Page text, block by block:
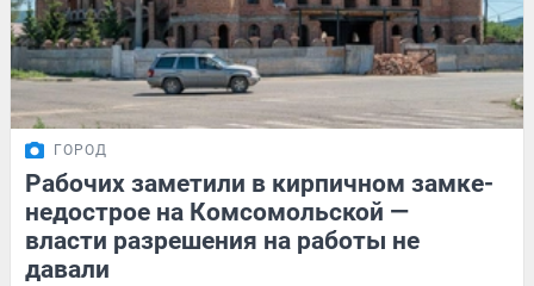
ГОРОД
Рабочих заметили в кирпичном замке-
недострое на Комсомольской —
власти разрешения на работы не
давали